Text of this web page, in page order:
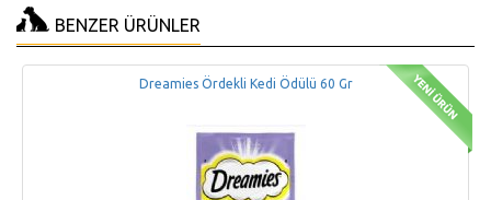
BENZER ÜRÜNLER
Dreamies Ördekli Kedi Ödülü 60 Gr